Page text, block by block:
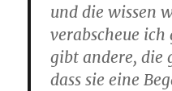
und die wissen
verabscheue ich
gibt andere, die
dass sie eine